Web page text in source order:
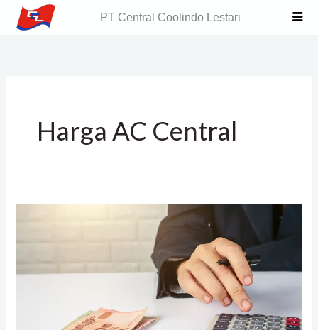
PT Central Coolindo Lestari
Harga AC Central